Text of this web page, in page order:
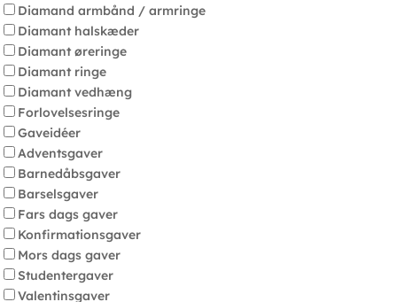
Diamand armbånd / armringe
Diamant halskæder
Diamant øreringe
Diamant ringe
Diamant vedhæng
Forlovelsesringe
Gaveidéer
Adventsgaver
Barnedåbsgaver
Barselsgaver
Fars dags gaver
Konfirmationsgaver
Mors dags gaver
Studentergaver
Valentinsgaver